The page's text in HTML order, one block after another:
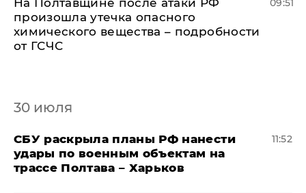
На Полтавщине после атаки РФ
произошла утечка опасного
химического вещества – подробности
от ГСЧС
09:51
30 июля
СБУ раскрыла планы РФ нанести
удары по военным объектам на
трассе Полтава – Харьков
11:52